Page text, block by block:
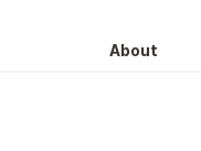
About